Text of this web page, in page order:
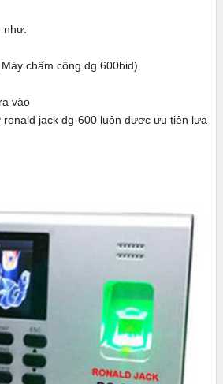
như:
chấm công dg 600bid)
vào
ronald jack dg-600 luôn được ưu tiên lựa